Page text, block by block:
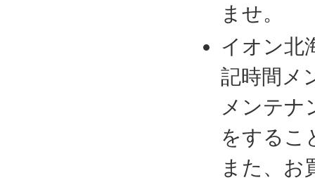
ませ。
イオン北
記時間メ
メンテナ
をするこ
また、お